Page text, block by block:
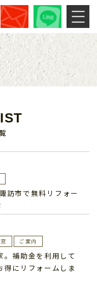
訪市で無料リフォー
窓 ご案内
。補助金を利用して
得にリフォームしま